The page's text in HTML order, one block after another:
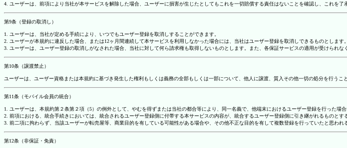
4. ユーザーは、前項により当社が本サービスを解除した場合、ユーザーに損害が生じたとしてもこれを一切賠償する責任はないことを確認し、これを了
第9条（登録の取消し）
1. ユーザーは、当社が定める手続により、いつでもユーザー登録を取消しすることができます。
2. ユーザーが本規約に違反した場合、または12ヶ月間連続して本サービスを利用しなかった場合には、当社はユーザー登録を取消しできるものとしま
3. ユーザーは、ユーザー登録の取消しがなされた場合、当社に対して何ら請求権も取得しないものとします。また、各保証サービスの適用が受けられ
第10条（譲渡禁止）
ユーザーは、ユーザー資格または本規約に基づき発生した権利もしくは義務の全部もしくは一部について、他人に譲渡、質入その他一切の処分を行うこ
第11条（モバイル会員の統合）
1. ユーザーは、本規約第２条第２項（5）の例外として、やむを得ずまたは当社の都合等により、同一名義で、他端末におけるユーザー登録を行った場
2. 前項における、統合手続きにおいては、統合されるユーザー登録側に付帯する本サービスの内容が、統合するユーザー登録側に引き継がれるものとす
3. 前二項に拘わらず、当該ユーザーが転売屋等、商業目的を有している可能性がある場合や、その他不正な目的を有して複数登録を行っていたと思われ
第12条（非保証・免責）